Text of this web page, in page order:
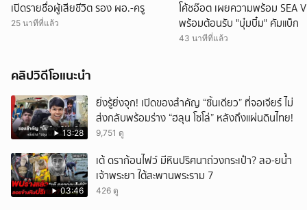
เปิดรายชื่อผู้เสียชีวิต รอง ผอ.-ครู
25 นาทีที่แล้ว
โค้ชอ๊อต เผยความพร้อม SEA
พร้อมต้อนรับ "บุ๋มบิ๋ม" คัมแบ็ก
43 นาทีที่แล้ว
คลิปวิดีโอแนะนำ
13:28
ยิ่งรู้ยิ่งจุก! เปิดของสำคัญ “ชิ้นเดียว” ที่จอเจียร์ ไม่
ส่งกลับพร้อมร่าง “ฮลุน โซโล่” หลังถึงแผ่นดินไทย!
9,751 ดู
03:46
เต้ ดราก้อนไฟว์ มีหินปริศนาถ่วงกระเป๋า? ลอ-ยน้ำ
เจ้าพระยา ใต้สะพานพระราม 7
426 ดู